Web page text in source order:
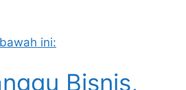
ini:
Bisnis,